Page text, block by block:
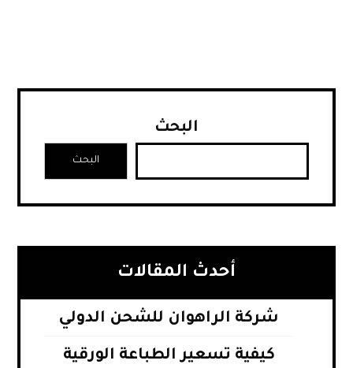
البحث
البحث
أحدث المقالات
شركة الراهوان للشحن الدولي
كيفية تسعير الطباعة الورقية